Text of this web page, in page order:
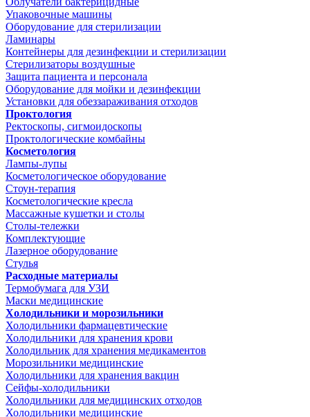
Упаковочные машины
Оборудование для стерилизации
Ламинары
Контейнеры для дезинфекции и стерилизации
Стерилизаторы воздушные
Защита пациента и персонала
Оборудование для мойки и дезинфекции
Установки для обеззараживания отходов
Проктология
Ректоскопы, сигмоидоскопы
Проктологические комбайны
Косметология
Лампы-лупы
Косметологическое оборудование
Стоун-терапия
Косметологические кресла
Массажные кушетки и столы
Столы-тележки
Комплектующие
Лазерное оборудование
Стулья
Расходные материалы
Термобумага для УЗИ
Маски медицинские
Холодильники и морозильники
Холодильники фармацевтические
Холодильники для хранения крови
Холодильник для хранения медикаментов
Морозильники медицинские
Холодильники для хранения вакцин
Сейфы-холодильники
Холодильники для медицинских отходов
Холодильники медицинские